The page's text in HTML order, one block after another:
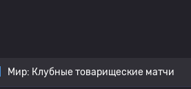
Мир: Клубные товарищеские матчи